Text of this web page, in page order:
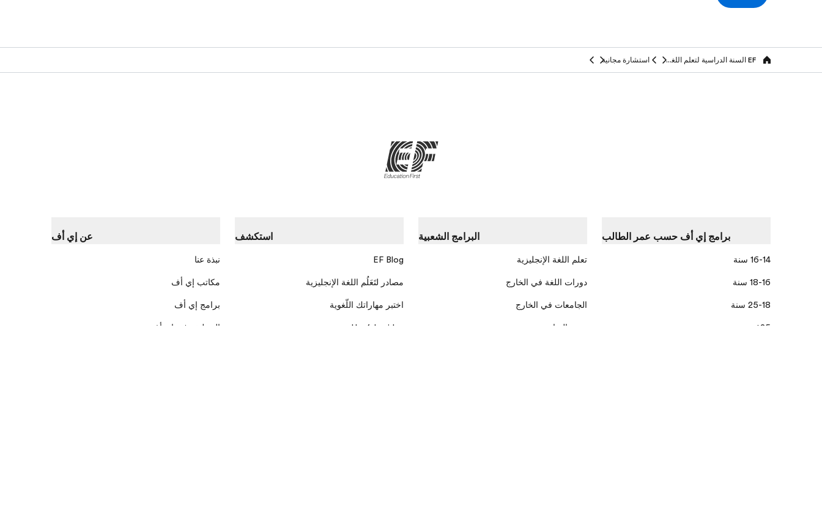
Home EF السنة الدراسية لتعلم اللغة في الخارج استشارة مجانية
برامج إي أف حسب عمر الطالب
16-14 سنة
18-16 سنة
25-18 سنة
25+ سنة
البرامج الشعبية
تعلم اللغة الإنجليزية
دورات اللغة في الخارج
الجامعات في الخارج
جميع البرامج
استكشف
EF Blog
مصادر لتَعَلُم اللغة الإنجليزية
اختبر مهاراتك اللّغوية
Useful guides
عن إي أف
نبذة عنا
مكاتب إي أف
برامج إي أف
التوظيف في إي أف